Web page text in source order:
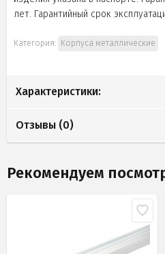
лет. Гарантийный срок
Категория: Корпуса металлические
Характеристики:
Отзывы (0)
Рекомендуем